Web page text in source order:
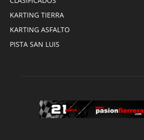
KARTING TIERRA
KARTING ASFALTO
PISTA SAN LUIS